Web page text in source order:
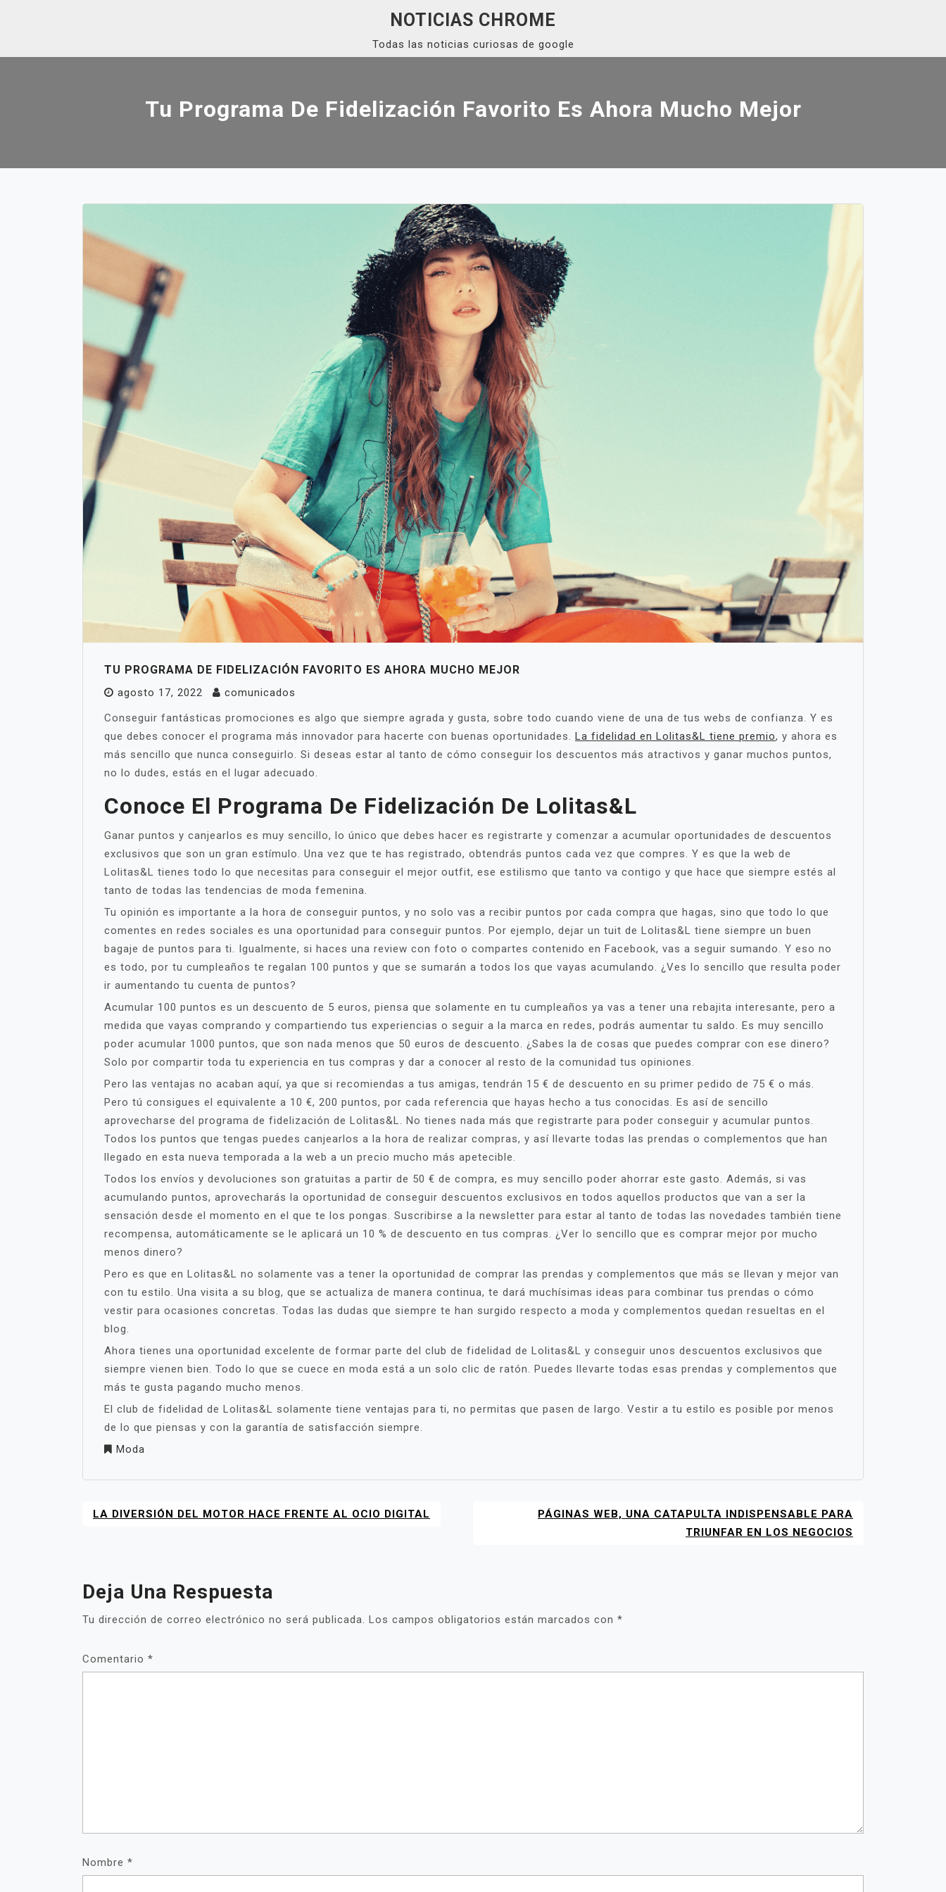
NOTICIAS CHROME
Todas las noticias curiosas de google
Tu Programa De Fidelización Favorito Es Ahora Mucho Mejor
TU PROGRAMA DE FIDELIZACIÓN FAVORITO ES AHORA MUCHO MEJOR
agosto 17, 2022
comunicados
Conseguir fantásticas promociones es algo que siempre agrada y gusta, sobre todo cuando viene de una de tus webs de confianza. Y es
que debes conocer el programa más innovador para hacerte con buenas oportunidades. La fidelidad en Lolitas&L tiene premio, y ahora es
más sencillo que nunca conseguirlo. Si deseas estar al tanto de cómo conseguir los descuentos más atractivos y ganar muchos puntos,
no lo dudes, estás en el lugar adecuado.
Conoce El Programa De Fidelización De Lolitas&L
Ganar puntos y canjearlos es muy sencillo, lo único que debes hacer es registrarte y comenzar a acumular oportunidades de descuentos
exclusivos que son un gran estímulo. Una vez que te has registrado, obtendrás puntos cada vez que compres. Y es que la web de
Lolitas&L tienes todo lo que necesitas para conseguir el mejor outfit, ese estilismo que tanto va contigo y que hace que siempre estés al
tanto de todas las tendencias de moda femenina.
Tu opinión es importante a la hora de conseguir puntos, y no solo vas a recibir puntos por cada compra que hagas, sino que todo lo que
comentes en redes sociales es una oportunidad para conseguir puntos. Por ejemplo, dejar un tuit de Lolitas&L tiene siempre un buen
bagaje de puntos para ti. Igualmente, si haces una review con foto o compartes contenido en Facebook, vas a seguir sumando. Y eso no
es todo, por tu cumpleaños te regalan 100 puntos y que se sumarán a todos los que vayas acumulando. ¿Ves lo sencillo que resulta poder
ir aumentando tu cuenta de puntos?
Acumular 100 puntos es un descuento de 5 euros, piensa que solamente en tu cumpleaños ya vas a tener una rebajita interesante, pero a
medida que vayas comprando y compartiendo tus experiencias o seguir a la marca en redes, podrás aumentar tu saldo. Es muy sencillo
poder acumular 1000 puntos, que son nada menos que 50 euros de descuento. ¿Sabes la de cosas que puedes comprar con ese dinero?
Solo por compartir toda tu experiencia en tus compras y dar a conocer al resto de la comunidad tus opiniones.
Pero las ventajas no acaban aquí, ya que si recomiendas a tus amigas, tendrán 15 € de descuento en su primer pedido de 75 € o más.
Pero tú consigues el equivalente a 10 €, 200 puntos, por cada referencia que hayas hecho a tus conocidas. Es así de sencillo
aprovecharse del programa de fidelización de Lolitas&L. No tienes nada más que registrarte para poder conseguir y acumular puntos.
Todos los puntos que tengas puedes canjearlos a la hora de realizar compras, y así llevarte todas las prendas o complementos que han
llegado en esta nueva temporada a la web a un precio mucho más apetecible.
Todos los envíos y devoluciones son gratuitas a partir de 50 € de compra, es muy sencillo poder ahorrar este gasto. Además, si vas
acumulando puntos, aprovecharás la oportunidad de conseguir descuentos exclusivos en todos aquellos productos que van a ser la
sensación desde el momento en el que te los pongas. Suscribirse a la newsletter para estar al tanto de todas las novedades también tiene
recompensa, automáticamente se le aplicará un 10 % de descuento en tus compras. ¿Ver lo sencillo que es comprar mejor por mucho
menos dinero?
Pero es que en Lolitas&L no solamente vas a tener la oportunidad de comprar las prendas y complementos que más se llevan y mejor van
con tu estilo. Una visita a su blog, que se actualiza de manera continua, te dará muchísimas ideas para combinar tus prendas o cómo
vestir para ocasiones concretas. Todas las dudas que siempre te han surgido respecto a moda y complementos quedan resueltas en el
blog.
Ahora tienes una oportunidad excelente de formar parte del club de fidelidad de Lolitas&L y conseguir unos descuentos exclusivos que
siempre vienen bien. Todo lo que se cuece en moda está a un solo clic de ratón. Puedes llevarte todas esas prendas y complementos que
más te gusta pagando mucho menos.
El club de fidelidad de Lolitas&L solamente tiene ventajas para ti, no permitas que pasen de largo. Vestir a tu estilo es posible por menos
de lo que piensas y con la garantía de satisfacción siempre.
Moda
NAVEGACIÓN
LA DIVERSIÓN DEL MOTOR HACE FRENTE AL OCIO DIGITAL
PÁGINAS WEB, UNA CATAPULTA INDISPENSABLE PARA
TRIUNFAR EN LOS NEGOCIOS
Deja Una Respuesta
Tu dirección de correo electrónico no será publicada. Los campos obligatorios están marcados con *
Comentario *
Nombre *